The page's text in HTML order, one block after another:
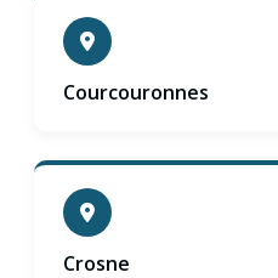
Courcouronnes
Crosne